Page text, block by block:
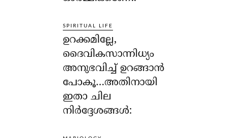
SPIRITUAL LIFE
ഉറക്കമില്ലേ,
ദൈവികസാന്നിധ്യം
അനുഭവിച്ച് ഉറങ്ങാന്‍
പോകൂ…അതിനായി
ഇതാ ചില
നിര്‍ദ്ദേശങ്ങള്‍: